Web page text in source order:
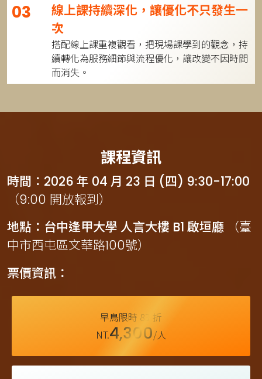
03
線上課持續深化，讓優化不只發生一
次
搭配線上課重複觀看，把現場課學到的觀念，持
續轉化為服務細節與流程優化，讓改變不因時間
而消失。
課程資訊
時間：2026 年 04 月 23 日 (四) 9:30-17:00
（9:00 開放報到）
地點：台中逢甲大學 人言大樓 B1 啟垣廳
（臺
中市西屯區文華路100號）
票價資訊：
早鳥限時 83 折
NT.4,300/人